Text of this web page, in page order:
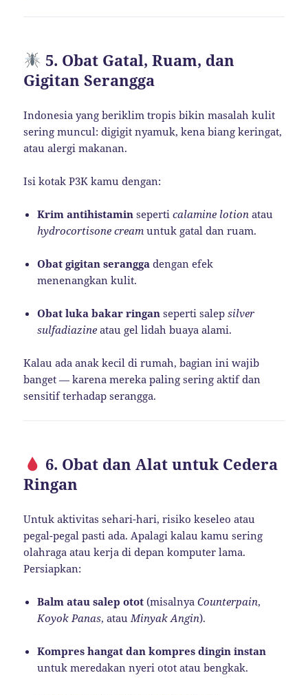
5. Obat Gatal, Ruam, dan
Gigitan Serangga
Indonesia yang beriklim tropis bikin masalah kulit
sering muncul: digigit nyamuk, kena biang keringat,
atau alergi makanan.
Isi kotak P3K kamu dengan:
Krim antihistamin seperticalamine lotion atau
hydrocortisone cream untuk gatal dan ruam.
Obat gigitan serangga dengan efek
menenangkan kulit.
Obat luka bakar ringan seperti salepsilver
sulfadiazine atau gel lidah buaya alami.
Kalau ada anak kecil di rumah, bagian ini wajib
banget — karena mereka paling sering aktif dan
sensitif terhadap serangga.
6. Obat dan Alat untuk Cedera
Ringan
Untuk aktivitas sehari-hari, risiko keseleo atau
pegal-pegal pasti ada. Apalagi kalau kamu sering
olahraga atau kerja di depan komputer lama.
Persiapkan:
Balm atau salep otot (misalnyaCounterpain,
Koyok Panas, atau Minyak Angin).
Kompres hangat dan kompres dingin instan
untuk meredakan nyeri otot atau bengkak.